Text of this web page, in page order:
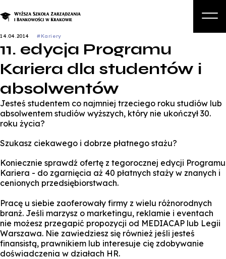
Studia podyplomowe i kursy
Kandydat
Zapisz się na studia
14.04.2014 #Kariery
11. edycja Programu
Kariera dla studentów i
absolwentów
Jesteś studentem co najmniej trzeciego roku studiów lub
absolwentem studiów wyższych, który nie ukończył 30.
roku życia?
Szukasz ciekawego i dobrze płatnego stażu?
Koniecznie sprawdź ofertę z tegorocznej edycji Programu
Kariera - do zgarnięcia aż 40 płatnych staży w znanych i
cenionych przedsiębiorstwach.
Pracę u siebie zaoferowały firmy z wielu różnorodnych
branż. Jeśli marzysz o marketingu, reklamie i eventach
nie możesz przegapić propozycji od MEDIACAP lub Legii
Warszawa. Nie zawiedziesz się również jeśli jesteś
finansistą, prawnikiem lub interesuje cię zdobywanie
doświadczenia w działach HR.